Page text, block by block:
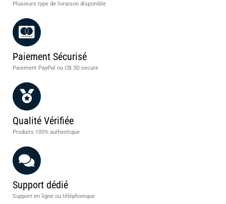
Plusieurs type de livraison disponible
Paiement Sécurisé
Paiement PayPal ou CB 3D secure
Qualité Vérifiée
Produits 100% authentique
Support dédié
Support en ligne ou téléphonique